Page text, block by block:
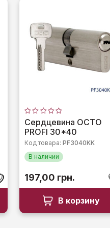
Оценка
0
из
Сердцевина OCTO
PROFI 30*40
Код товара: PF3040KK
В наличии
197,00 грн.
В корзину